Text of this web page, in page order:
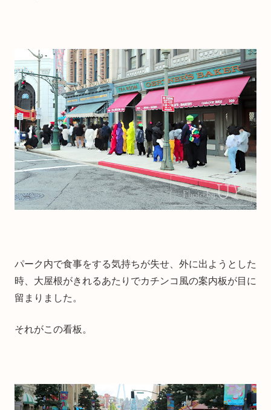
パーク内で食事をする気持ちが失せ、外に出ようとした
時、大屋根がきれるあたりでカチンコ風の案内板が目に
留まりました。
それがこの看板。